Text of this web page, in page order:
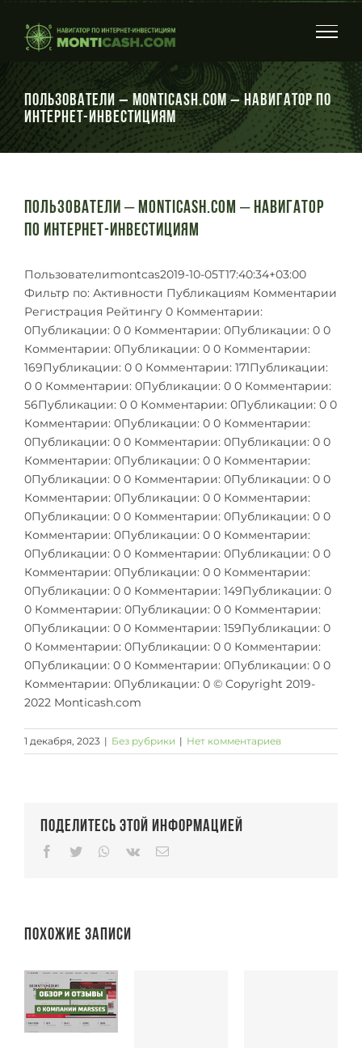
content
Пользователи – Monticash.com – Навигатор по
интернет-инвестициям
Пользователи – Monticash.com – Навигатор
по интернет-инвестициям
Пользователиmontcas2019-10-05T17:40:34+03:00
Фильтр по: Активности Публикациям Комментарии
Регистрация Рейтингу 0 Комментарии:
0Публикации: 0 0 Комментарии: 0Публикации: 0 0
Комментарии: 0Публикации: 0 0 Комментарии:
169Публикации: 0 0 Комментарии: 171Публикации:
0 0 Комментарии: 0Публикации: 0 0 Комментарии:
56Публикации: 0 0 Комментарии: 0Публикации: 0 0
Комментарии: 0Публикации: 0 0 Комментарии:
0Публикации: 0 0 Комментарии: 0Публикации: 0 0
Комментарии: 0Публикации: 0 0 Комментарии:
0Публикации: 0 0 Комментарии: 0Публикации: 0 0
Комментарии: 0Публикации: 0 0 Комментарии:
0Публикации: 0 0 Комментарии: 0Публикации: 0 0
Комментарии: 0Публикации: 0 0 Комментарии:
0Публикации: 0 0 Комментарии: 0Публикации: 0 0
Комментарии: 0Публикации: 0 0 Комментарии:
0Публикации: 0 0 Комментарии: 149Публикации: 0
0 Комментарии: 0Публикации: 0 0 Комментарии:
0Публикации: 0 0 Комментарии: 159Публикации: 0
0 Комментарии: 0Публикации: 0 0 Комментарии:
0Публикации: 0 0 Комментарии: 0Публикации: 0 0
Комментарии: 0Публикации: 0 © Copyright 2019-
2022 Monticash.com
1 декабря, 2023 | Без рубрики | Нет комментариев
Поделитесь этой информацией
Facebook
Twitter Whatsapp
Vk Email
Похожие записи